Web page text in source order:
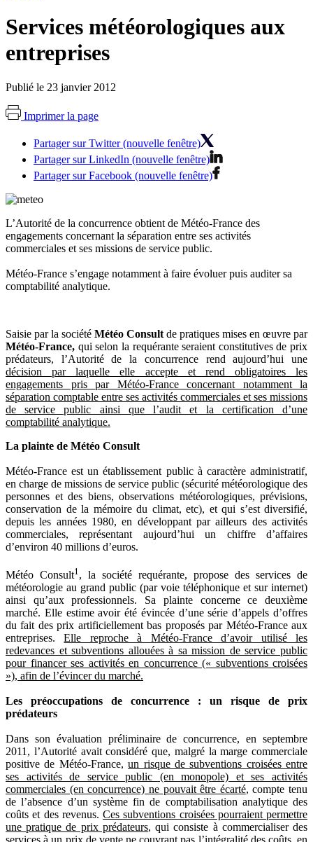
Services météorologiques aux
entreprises
Publié le 23 janvier 2012
Imprimer la page
Partager sur Twitter (nouvelle fenêtre)
Partager sur LinkedIn (nouvelle fenêtre)
Partager sur Facebook (nouvelle fenêtre)
L’Autorité de la concurrence obtient de Météo-France des
engagements concernant la séparation entre ses activités
commerciales et ses missions de service public.
Météo-France s’engage notamment à faire évoluer puis auditer sa
comptabilité analytique.
Saisie par la société Météo Consult de pratiques mises en œuvre par
Météo-France, qui selon la requérante seraient constitutives de prix
prédateurs, l’Autorité de la concurrence rend aujourd’hui une
décision par laquelle elle accepte et rend obligatoires les
engagements pris par Météo-France concernant notamment la
séparation comptable entre ses activités commerciales et ses missions
de service public ainsi que l’audit et la certification d’une
comptabilité analytique.
La plainte de Météo Consult
Météo-France est un établissement public à caractère administratif,
en charge de missions de service public (sécurité météorologique des
personnes et des biens, observations météorologiques, prévisions,
conservation de la mémoire du climat, etc), et qui s’est diversifié,
depuis les années 1980, en développant par ailleurs des activités
commerciales, représentant aujourd’hui un chiffre d’affaires
d’environ 40 millions d’euros.
Météo Consult1 , la société requérante, propose des services de
météorologie au grand public (par voie téléphonique et sur internet)
ainsi qu’aux professionnels. Sa plainte concerne ce deuxième
marché. Elle estime avoir été évincée d’une série d’appels d’offres
du fait des prix artificiellement bas proposés par Météo-France aux
entreprises.Elle reproche à Météo-France d’avoir utilisé les
redevances et subventions allouées à sa mission de service public
pour financer ses activités en concurrence (« subventions croisées
»), afin de l’évincer du marché.
Les préoccupations de concurrence : un risque de prix
prédateurs
Dans son évaluation préliminaire de concurrence, en septembre
2011, l’Autorité avait considéré que, malgré la marge commerciale
positive de Météo-France,un risque de subventions croisées entre
ses activités de service public (en monopole) et ses activités
commerciales (en concurrence) ne pouvait être écarté, compte tenu
de l’absence d’un système fin de comptabilisation analytique des
coûts et des revenus. Ces subventions croisées pourraient permettre
une pratique de prix prédateurs, qui consiste à commercialiser des